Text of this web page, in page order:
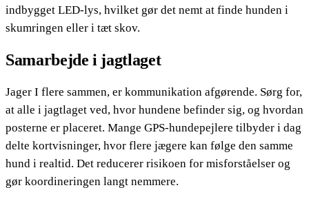
indbygget LED-lys, hvilket gør det nemt at finde hunden i
skumringen eller i tæt skov.
Samarbejde i jagtlaget
Jager I flere sammen, er kommunikation afgørende. Sørg for,
at alle i jagtlaget ved, hvor hundene befinder sig, og hvordan
posterne er placeret. Mange GPS-hundepejlere tilbyder i dag
delte kortvisninger, hvor flere jægere kan følge den samme
hund i realtid. Det reducerer risikoen for misforståelser og
gør koordineringen langt nemmere.